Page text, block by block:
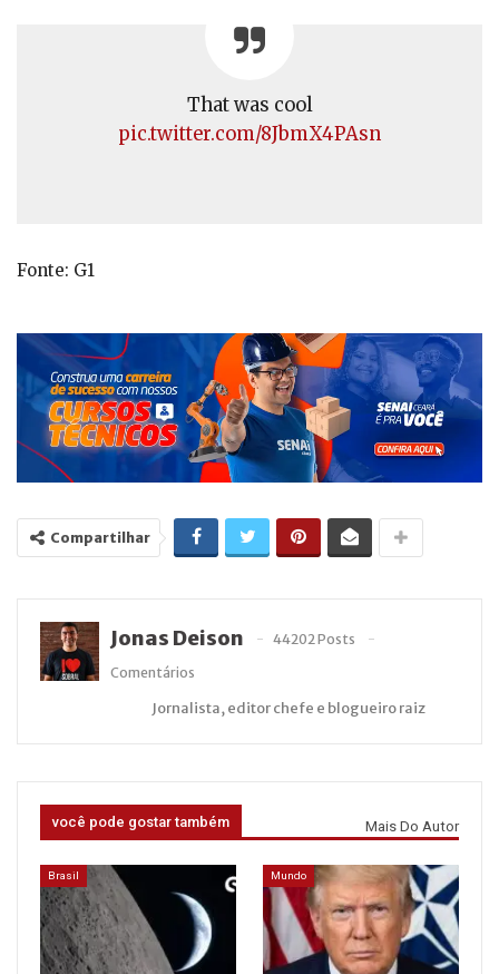
That was cool
pic.twitter.com/8JbmX4PAsn
Fonte: G1
Compartilhar
Jonas Deison
44202 Posts
Comentários
Jornalista, editor chefe e blogueiro raiz
você pode gostar também Mais Do Autor
Brasil Mundo